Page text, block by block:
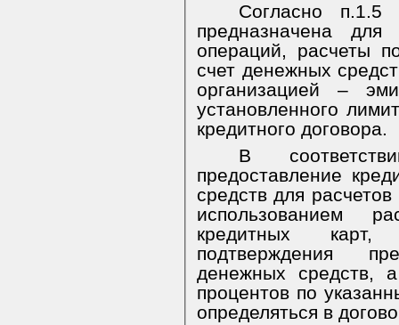
Согласно п.1.5
предназначена
операций, расчеты
счет денежных
организацией –
установленного
кредитного договора.
В
предоставление
средств для
использованием
кредитных карт,
подтверждения
денежных средств,
процентов по
определяться в